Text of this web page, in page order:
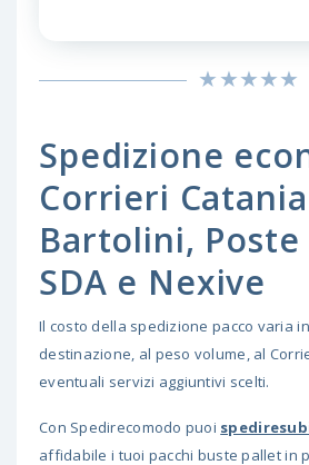
Spedizione
Corrieri
Bartolini,
SDA e Nexive
Il costo della spedizione pacco varia
destinazione, al peso volume, al
eventuali servizi aggiuntivi scelti.
Con Spedirecomodo puoi
affidabile i tuoi pacchi buste pallet in